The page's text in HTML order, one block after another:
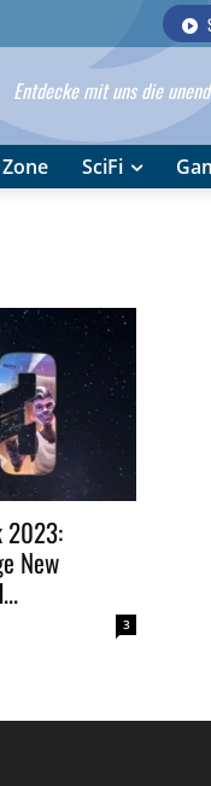
Entdecke mit uns die
SciFi
2023:
New
3